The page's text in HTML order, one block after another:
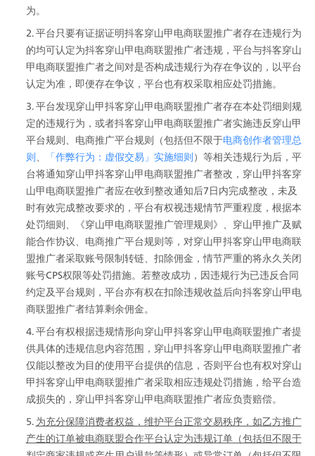
为。
平台只要有证据证明抖客穿山甲电商联盟推广者存在违规行为
的均可认定为抖客穿山甲电商联盟推广者违规，平台与抖客穿山
甲电商联盟推广者之间对是否构成违规行为存在争议的，以平台
认定为准，即便存在争议，平台也有权采取相应处罚措施。
平台发现穿山甲抖客穿山甲电商联盟推广者存在本处罚细则规
定的违规行为，或者抖客穿山甲电商联盟推广者实施违反穿山甲
平台规则、电商推广平台规则（包括但不限于电商创作者管理总
则
「作弊行为：虚假交易」实施细则）等相关违规行为后，平
台将通知穿山甲抖客穿山甲电商联盟推广者整改，穿山甲抖客穿
山甲电商联盟推广者应在收到整改通知后7日内完成整改，未及
时有效完成整改要求的，平台有权视违规情节严重程度，根据本
处罚细则、《穿山甲电商联盟推广管理规则》、穿山甲推广及赋
能合作协议、电商推广平台规则等，对穿山甲抖客穿山甲电商联
盟推广者采取账号限制转链、扣除佣金，情节严重的将永久关闭
账号CPS权限等处罚措施。若整改成功，因违规行为已违反合同
约定及平台规则，平台亦有权在扣除违规收益后向抖客穿山甲电
商联盟推广者结算剩余佣金。
平台有权根据违规情形向穿山甲抖客穿山甲电商联盟推广者提
供具体的违规信息内容范围，穿山甲抖客穿山甲电商联盟推广者
仅能以整改为目的使用平台提供的信息，否则平台也有权对穿山
甲抖客穿山甲电商联盟推广者采取相应违规处罚措施，给平台造
成损失的，穿山甲抖客穿山甲电商联盟推广者应负责赔偿。
为充分保障消费者权益，维护平台正常交易秩序，如乙方推广
产生的订单被电商联盟合作平台认定为违规订单（包括但不限于